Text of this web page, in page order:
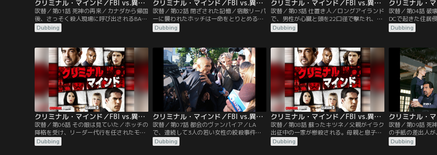
クリミナル・マインド／FBI vs.異常犯罪 シーズン5 第01話／吹替
吹替／第01話 死神の再来／カナダから帰国
後、さっそく殺人現場に呼び出されるBAU
のメンバーたち。連続で2人の40代ヒスパ
ニック男性が銃殺され、いずれも現場
命医バートンが“LC”の署名がある脅迫状を
受け取ったことを突き止めるBAU。脅迫状
には、「息子を隠せば毎日身代りが1人死
ぬ」とあり…。
Dubbing
クリミナル・マインド／FBI vs.異常犯罪 シーズン5 第02話／吹替
吹替／第02話 閉ざされた記憶／宿敵リーパ
ーに襲われたホッチは一命をとりとめる
が、妻と息子は連邦保安局の保護下に置か
れることに。ホッチは、わずか1ヵ月で仕
殺人事件捜査の指揮に当たる。犯人コール
は、薬局で薬がもらえず逆上し、従業員や
客を殺害して逃亡。その後、主治医の元に
現れたコールは、断片的な幻覚に襲われ
て…。
Dubbing
クリミナル・マインド／FBI vs.異常犯罪 シーズン5 第03話／吹替
吹替／第03話 仕置き人／ロングアイランド
で、男性が心臓と頭を22口径で撃たれ、両
手を切断される。他にも同じ手口の銃殺事
件が2件起きており、一方の被害者は性器
があった。ロッシにとっては、現場は30年
前に捨てた故郷。ホッチに捜査から外れた
いと申し出るものの、留守番は負傷中のリ
ードだけに…。
Dubbing
吹替／第04話 破
DCで起きた住居
を受けるBAU。
婦が殺害され、
言葉を失う。最
の関連性を探り
めていく。犯人
複数の男たちと
Dubbing
クリミナル・マインド／FBI vs.異常犯罪 シーズン5 第06話／吹替
吹替／第06話 その眼は見ていた／ホッチの
降格を受け、リーダー代行を任されたモー
ガン。BAUメンバーは複雑な心境を抱えた
まま、新たな事件に取り掛かる。オクラホ
Dubbing
クリミナル・マインド／FBI vs.異常犯罪 シーズン5 第07話／吹替
吹替／第07話 都会のヴァンパイア／LA
で、連続して3人の若い女性の絞殺事件が
発生。いずれもノドに開いた2つの穴から
大量の血液を失っており、傷口から人間の
Dubbing
クリミナル・マインド／FBI vs.異常犯罪 シーズン5 第08話／吹替
吹替／第08話 蘇ったキツネ／父親がイラク
出征中の一家が惨殺される。母親と息子は
銃殺、娘は窒息死だった。一年前にも同じ
手口の事件が起きており、メディアは連続
Dubbing
吹替／第09話 死
の手紙の差出人
れは、ホッチを
発だった！封書
Dubbing